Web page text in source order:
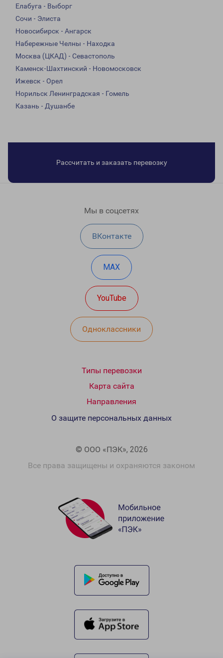
Елабуга - Выборг
Сочи - Элиста
Новосибирск - Ангарск
Набережные Челны - Находка
Москва (ЦКАД) - Севастополь
Каменск-Шахтинский - Новомосковск
Ижевск - Орел
Норильск Ленинградская - Гомель
Казань - Душанбе
Рассчитать и заказать перевозку
Мы в соцсетях
ВКонтакте
MAX
YouTube
Одноклассники
Типы перевозки
Карта сайта
Направления
© ООО «ПЭК», 2026
Все права защищены и охраняются законом
О защите персональных данных